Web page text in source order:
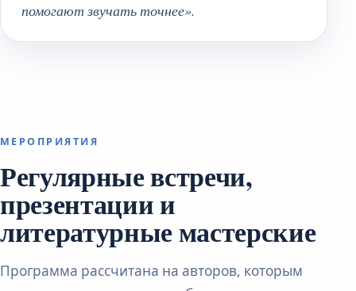
помогают звучать точнее».
МЕРОПРИЯТИЯ
Регулярные встречи,
презентации и
литературные мастерские
Программа рассчитана на авторов, которым